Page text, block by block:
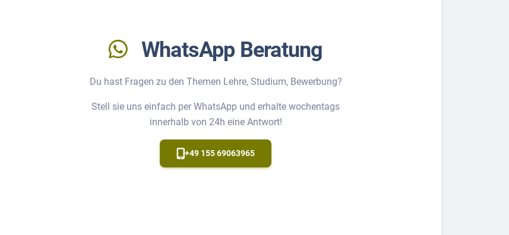
WhatsApp Beratung
Du hast Fragen zu den Themen Lehre, Studium, Bewerbung?
Stell sie uns einfach per WhatsApp und erhalte wochentags
innerhalb von 24h eine Antwort!
+49 155 69063965